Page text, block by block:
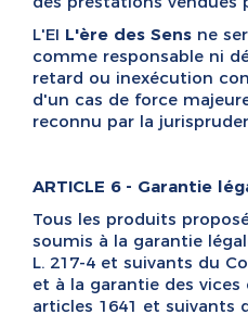
L'EI L'ère des Sens ne
comme responsable ni
retard ou inexécution
d'un cas de force
reconnu par la
ARTICLE 6 - Garantie
Tous les produits
soumis à la garantie
L. 217-4 et suivants du
et à la garantie des vices
articles 1641 et suivants